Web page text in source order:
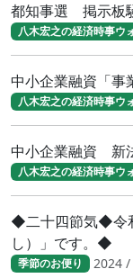
都知事選 掲示板
八木宏之の経済時事ウ
中小企業融資「事
八木宏之の経済時事ウ
中小企業融資 新
八木宏之の経済時事ウ
◆二十四節気◆令
し）」です。◆
季節のお便り 2024